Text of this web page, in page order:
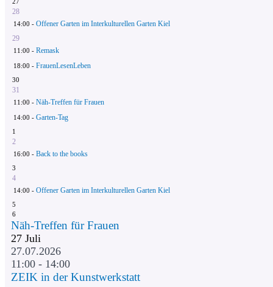
28
14:00 - Offener Garten im Interkulturellen Garten Kiel
29
11:00 - Remask
18:00 - FrauenLesenLeben
30
31
11:00 - Näh-Treffen für Frauen
14:00 - Garten-Tag
1
2
16:00 - Back to the books
3
4
14:00 - Offener Garten im Interkulturellen Garten Kiel
5
6
Näh-Treffen für Frauen
27 Juli
27.07.2026
11:00 - 14:00
ZEIK in der Kunstwerkstatt